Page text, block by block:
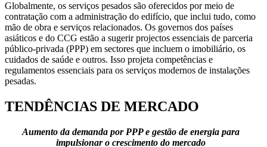
Globalmente, os serviços pesados ​​são oferecidos por meio de
contratação com a administração do edifício, que inclui tudo, como
mão de obra e serviços relacionados. Os governos dos países
asiáticos e do CCG estão a sugerir projectos essenciais de parceria
público-privada (PPP) em sectores que incluem o imobiliário, os
cuidados de saúde e outros. Isso projeta competências e
regulamentos essenciais para os serviços modernos de instalações
pesadas.
TENDÊNCIAS DE MERCADO
Aumento da demanda por PPP e gestão de energia para
impulsionar o crescimento do mercado